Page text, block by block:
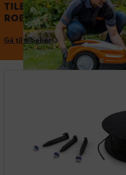
TILBEHØR TIL IMOW®
ROBOTPLÆNEKLIPPERE
Gå til tilbehør